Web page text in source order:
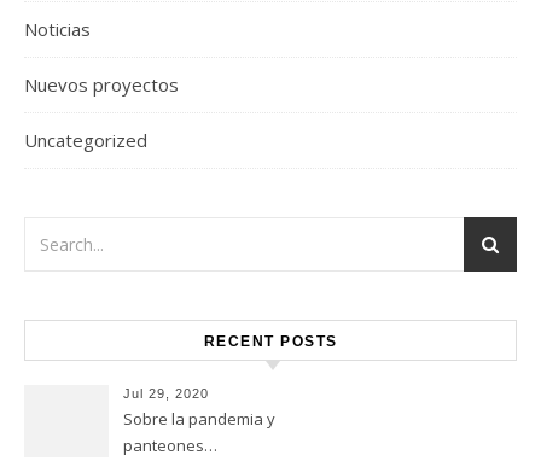
Noticias
Nuevos proyectos
Uncategorized
RECENT POSTS
Jul 29, 2020
Sobre la pandemia y
panteones…